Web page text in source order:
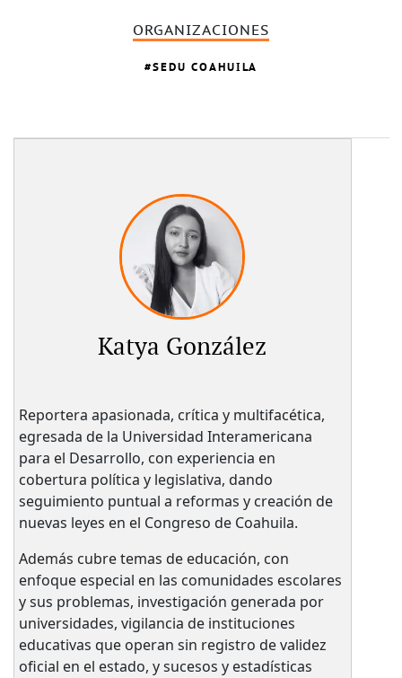
ORGANIZACIONES
SEDU COAHUILA
Katya González
Reportera apasionada, crítica y multifacética,
egresada de la Universidad Interamericana
para el Desarrollo, con experiencia en
cobertura política y legislativa, dando
seguimiento puntual a reformas y creación de
nuevas leyes en el Congreso de Coahuila.
Además cubre temas de educación, con
enfoque especial en las comunidades escolares
y sus problemas, investigación generada por
universidades, vigilancia de instituciones
educativas que operan sin registro de validez
oficial en el estado, y sucesos y estadísticas